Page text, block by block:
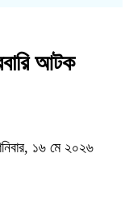
আটক
১৬ মে ২০২৬